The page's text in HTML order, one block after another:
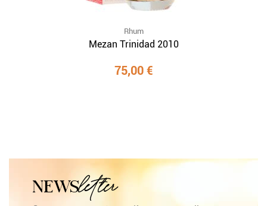
Rhum
Mezan Trinidad 2010
75,00 €
NEWSletter